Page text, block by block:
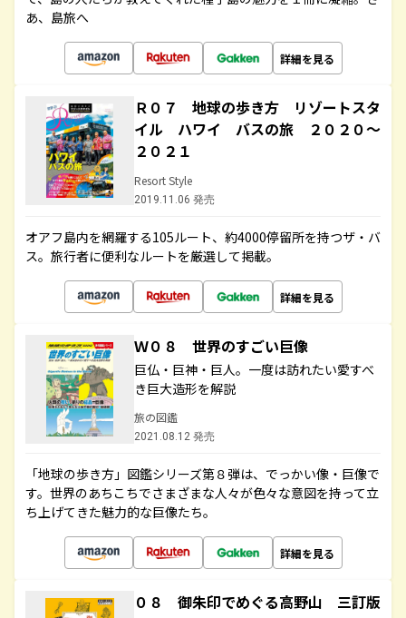
あ、島旅へ
詳細を見る
Ｒ０７ 地球の歩き方 リゾートスタ
イル ハワイ バスの旅 ２０２０～
２０２１
Resort Style
2019.11.06 発売
オアフ島内を網羅する105ルート、約4000停留所を持つザ・バ
ス。旅行者に便利なルートを厳選して掲載。
詳細を見る
Ｗ０８ 世界のすごい巨像
巨仏・巨神・巨人。一度は訪れたい愛すべ
き巨大造形を解説
旅の図鑑
2021.08.12 発売
「地球の歩き方」図鑑シリーズ第８弾は、でっかい像・巨像で
す。世界のあちこちでさまざまな人々が色々な意図を持って立
ち上げてきた魅力的な巨像たち。
詳細を見る
０８ 御朱印でめぐる高野山 三訂版